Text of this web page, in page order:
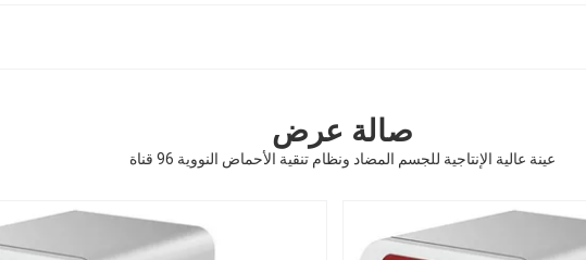
صالة عرض
عينة عالية الإنتاجية للجسم المضاد ونظام تنقية الأحماض النووية 96 قناة